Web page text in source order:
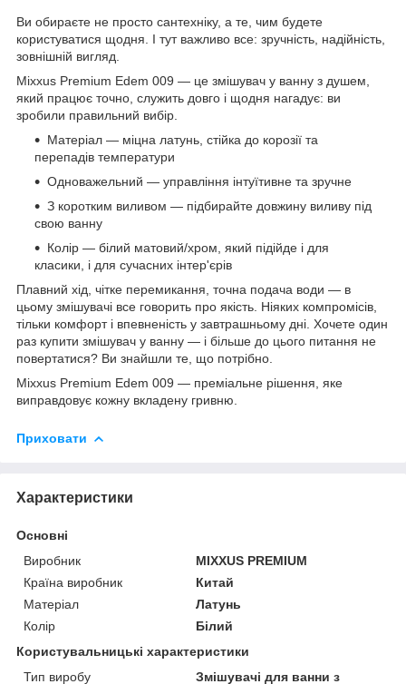
Ви обираєте не просто сантехніку, а те, чим будете
користуватися щодня. І тут важливо все: зручність, надійність,
зовнішній вигляд.
Mixxus Premium Edem 009 — це змішувач у ванну з душем,
який працює точно, служить довго і щодня нагадує: ви
зробили правильний вибір.
Матеріал — міцна латунь, стійка до корозії та
перепадів температури
Одноважельний — управління інтуїтивне та зручне
З коротким виливом — підбирайте довжину виливу під
свою ванну
Колір — білий матовий/хром, який підійде і для
класики, і для сучасних інтер'єрів
Плавний хід, чітке перемикання, точна подача води — в
цьому змішувачі все говорить про якість. Ніяких компромісів,
тільки комфорт і впевненість у завтрашньому дні. Хочете один
раз купити змішувач у ванну — і більше до цього питання не
повертатися? Ви знайшли те, що потрібно.
Mixxus Premium Edem 009 — преміальне рішення, яке
виправдовує кожну вкладену гривню.
Приховати
Характеристики
Основні
Виробник
MIXXUS PREMIUM
Країна виробник
Китай
Матеріал
Латунь
Колір
Білий
Користувальницькі характеристики
Тип виробу
Змішувачі для ванни з